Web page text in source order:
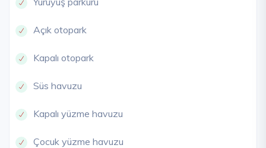
Açık otopark
Kapalı otopark
Süs havuzu
Kapalı yüzme havuzu
Çocuk yüzme havuzu